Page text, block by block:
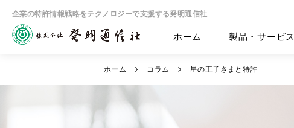
企業の特許情報戦略をテクノロジーで支援する発明通信社
ホーム 製品・サービス
ホーム コラム 星の王子さまと特許